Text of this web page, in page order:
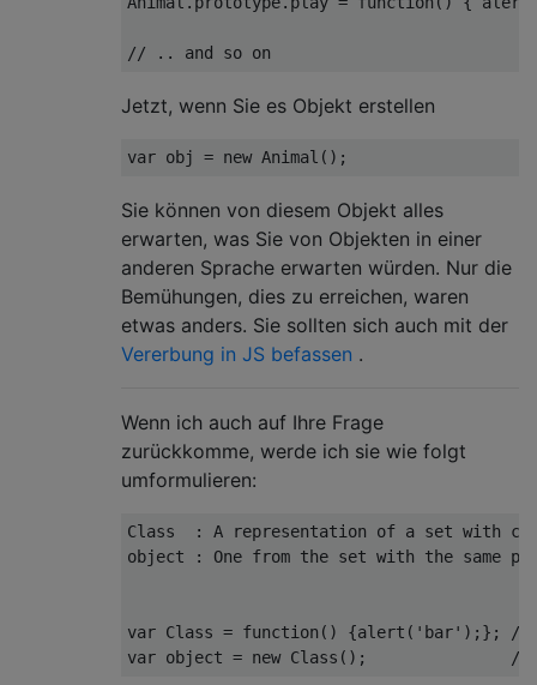
// .. and so on
Jetzt, wenn Sie es Objekt erstellen
var obj = new
Sie können von diesem Objekt alles
erwarten, was Sie von Objekten in einer
anderen Sprache erwarten würden. Nur die
Bemühungen, dies zu erreichen, waren
etwas anders. Sie sollten sich auch mit der
Vererbung in JS befassen .
Wenn ich auch auf Ihre Frage
zurückkomme, werde ich sie wie folgt
umformulieren:
Class  : A representation of a set with
object : One from the set with the same
var Class = function ( ) {alert( 'bar' );};
//
var object = new Class(); //